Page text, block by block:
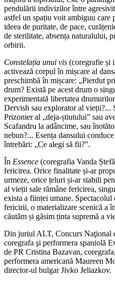
pendulării indivizilor între
astfel un spațiu voit ambiguu care
ideea de puritate, de pace,
de sterilitate, absența naturalului,
orbirii.
Constelația unui vis (coregrafie și
activează corpul în mișcare al
preschimbă în mișcare: „Pierdut
drum? Există pe acest drum o
experimentată libertatea
Dervish sau explorator al vieții?...
Prizonier al „deja-știutului” sau
Scafandru la adâncime, sau
nebun?... Esența dansului
întrebări: „Ce alegi să fii?”.
În Essence (coregrafia Vanda
fericirea. Orice finalitate și-ar
urmeze, orice țeluri și-ar stabili
al vieții sale rămâne fericirea,
exista a ființei umane. Spectacolul
fericirii, o materializare scenică a
căutăm și găsim ținta supremă a
Din juriul ALT, Concurs Naţional
coregrafa şi performera spaniolă
de PR Cristina Bazavan,
performera americană Maureen
director-ul bulgar Jivko Jeliazkov.